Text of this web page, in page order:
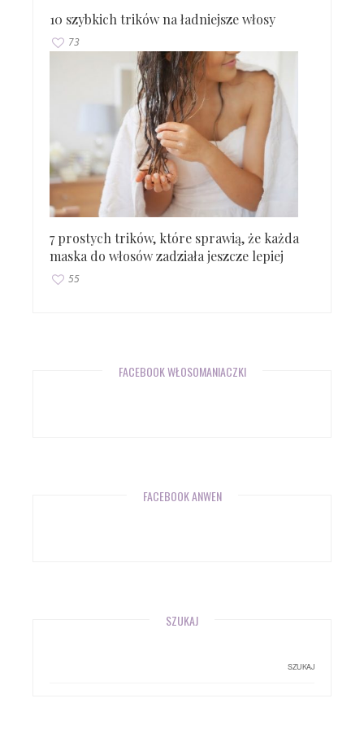
10 szybkich trików na ładniejsze włosy
73
7 prostych trików, które sprawią, że każda
maska do włosów zadziała jeszcze lepiej
55
FACEBOOK WŁOSOMANIACZKI
FACEBOOK ANWEN
SZUKAJ